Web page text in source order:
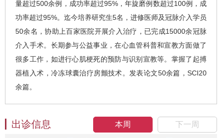
量超过500余例，成功率超过95%，年旋磨例数超过100例，成
功率超过95%。迄今培养研究生5名，进修医师及冠脉介入学员
50余名，协助上百家医院开展介入治疗，已完成15000余冠脉
介入手术。长期参与公益事业，在心血管科普和宣教方面做了
很多工作，如进行心肌梗死的预防与识别宣教等。掌握了起搏
器植入术，冷冻球囊治疗房颤技术。发表论文50余篇，SCI20
余篇。
本周 下一周
出诊信息